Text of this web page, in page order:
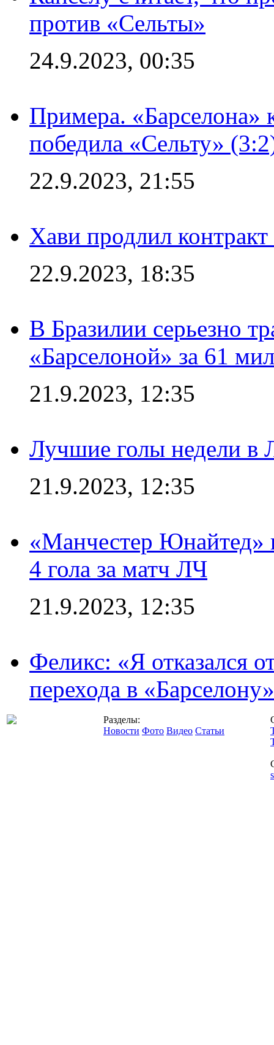
против «Сельты»
24.9.2023, 00:35
Примера. «Барселона»
победила «Сельту»
22.9.2023, 21:55
Хави продлил
22.9.2023, 18:35
В Бразилии серьезно
«Барселоной» за 61
21.9.2023, 12:35
Лучшие голы недели в
21.9.2023, 12:35
«Манчестер Юнайтед»
4 гола за матч ЛЧ
21.9.2023, 12:35
Феликс: «Я отказался
перехода в «Барселону»
Разделы:
Новости Фото Видео Статьи